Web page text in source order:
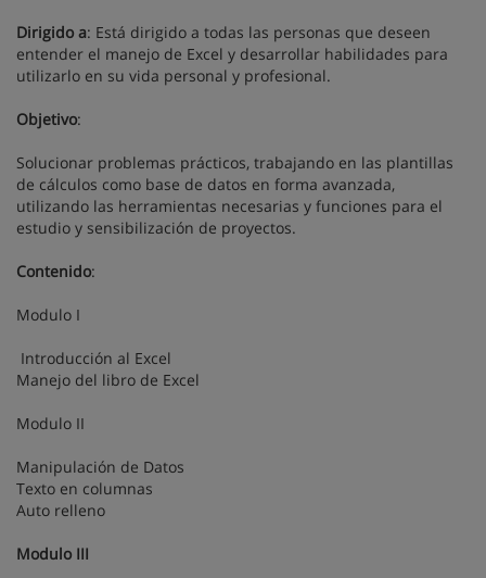
Dirigido a: Está dirigido a todas las personas que deseen
entender el manejo de Excel y desarrollar habilidades para
utilizarlo en su vida personal y profesional.
Objetivo:
Solucionar problemas prácticos, trabajando en las plantillas
de cálculos como base de datos en forma avanzada,
utilizando las herramientas necesarias y funciones para el
estudio y sensibilización de proyectos.
Contenido:
Modulo I
Introducción al Excel
Manejo del libro de Excel
Modulo II
Manipulación de Datos
Texto en columnas
Auto relleno
Modulo III